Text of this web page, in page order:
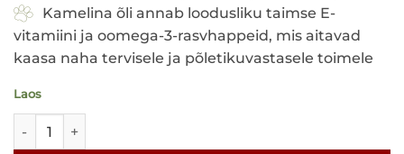
Kamelina õli annab loodusliku taimse E-
vitamiini ja oomega-3-rasvhappeid, mis aitavad
kaasa naha tervisele ja põletikuvastasele toimele
Laos
Brux tasakaalustatud toortoit koertele lihapallid veis & kana